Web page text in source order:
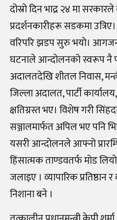
दोस्रो दिन भाद्र २४ मा
प्रदर्शनकारीहरू सडकमा
वरिपरि झडप सुरु भयो।
घटनाले आन्दोलनको स्वरूप नै
अदालतदेखि शीतल निवास,
जिल्ला अदालत, पार्टी
क्षतिग्रस्त भए। विशेष गरी
सञ्जालमार्फत अपिल भए पनि
यसरी आन्दोलनले आफ्नो
हिंसात्मक ताण्डवतर्फ मोड
जलाइए । व्यापारिक
निशाना बने ।